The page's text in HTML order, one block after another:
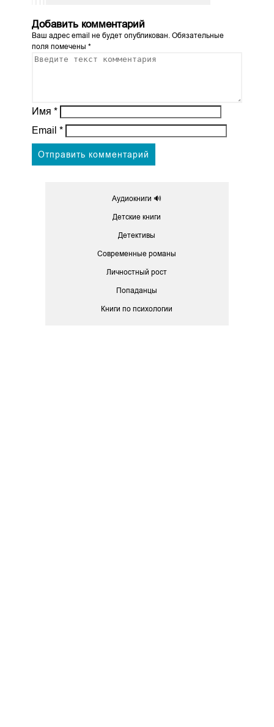
Добавить комментарий
Ваш адрес email не будет опубликован. Обязательные
поля помечены *
Имя *
Email *
Аудиокниги 🔊
Детские книги
Детективы
Современные романы
Личностный рост
Попаданцы
Книги по психологии